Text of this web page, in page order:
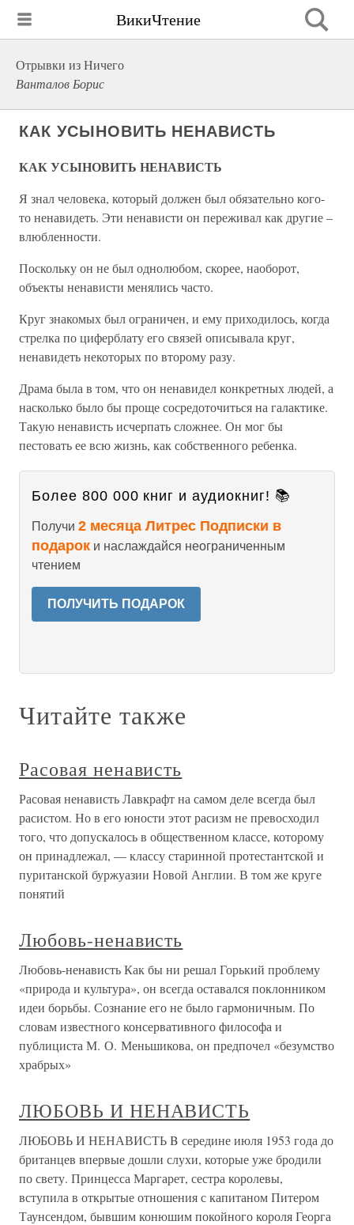
ВикиЧтение
Отрывки из Ничего
Ванталов Борис
КАК УСЫНОВИТЬ НЕНАВИСТЬ
КАК УСЫНОВИТЬ НЕНАВИСТЬ
Я знал человека, который должен был обязательно кого-
то ненавидеть. Эти ненависти он переживал как другие –
влюбленности.
Поскольку он не был однолюбом, скорее, наоборот,
объекты ненависти менялись часто.
Круг знакомых был ограничен, и ему приходилось, когда
стрелка по циферблату его связей описывала круг,
ненавидеть некоторых по второму разу.
Драма была в том, что он ненавидел конкретных людей, а
насколько было бы проще сосредоточиться на галактике.
Такую ненависть исчерпать сложнее. Он мог бы
пестовать ее всю жизнь, как собственного ребенка.
Более 800 000 книг и аудиокниг! 📚
Получи 2 месяца Литрес Подписки в
подарок и наслаждайся неограниченным
чтением
ПОЛУЧИТЬ ПОДАРОК
Читайте также
Расовая ненависть
Расовая ненависть Лавкрафт на самом деле всегда был
расистом. Но в его юности этот расизм не превосходил
того, что допускалось в общественном классе, которому
он принадлежал, — классу старинной протестантской и
пуританской буржуазии Новой Англии. В том же круге
понятий
Любовь-ненависть
Любовь-ненависть Как бы ни решал Горький проблему
«природа и культура», он всегда оставался поклонником
идеи борьбы. Сознание его не было гармоничным. По
словам известного консервативного философа и
публициста М. О. Меньшикова, он предпочел «безумство
храбрых»
ЛЮБОВЬ И НЕНАВИСТЬ
ЛЮБОВЬ И НЕНАВИСТЬ B середине июля 1953 года до
британцев впервые дошли слухи, которые уже бродили
по свету. Принцесса Маргарет, сестра королевы,
вступила в открытые отношения с капитаном Питером
Таунсендом, бывшим конюшим покойного короля Георга